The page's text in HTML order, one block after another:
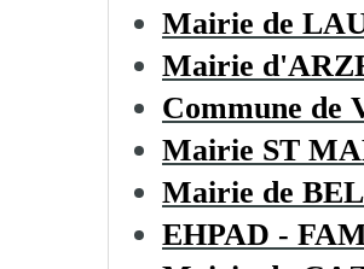
Mairie de
Mairie
Commune
Mairie ST
Mairie de
EHPAD -